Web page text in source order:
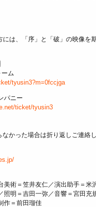
は、「序」と「破」の映像を
ム
tyusin3?m=0fccjga
パニー
ticket/tyusin3
かった場合は折り返しご連絡し
美術＝笠井友仁／演出助手＝米
照明＝吉田一弥／音響＝宮田
作＝前田瑠佳